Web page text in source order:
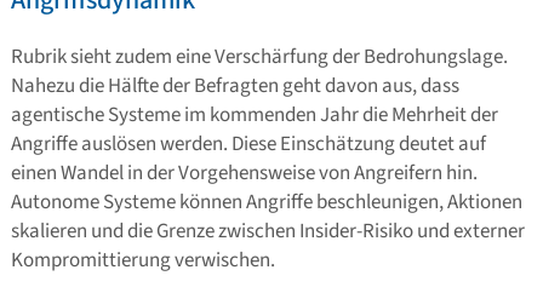
Rubrik sieht zudem eine Verschärfung der Bedrohungslage.
Nahezu die Hälfte der Befragten geht davon aus, dass
agentische Systeme im kommenden Jahr die Mehrheit der
Angriffe auslösen werden. Diese Einschätzung deutet auf
einen Wandel in der Vorgehensweise von Angreifern hin.
Autonome Systeme können Angriffe beschleunigen, Aktionen
skalieren und die Grenze zwischen Insider-Risiko und externer
Kompromittierung verwischen.